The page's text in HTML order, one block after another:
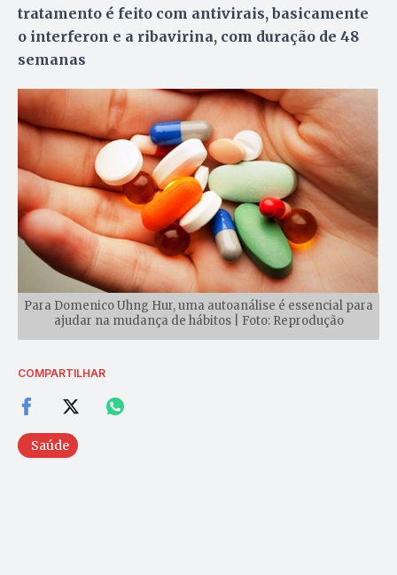
tratamento é feito com antivirais, basicamente
o interferon e a ribavirina, com duração de 48
semanas
Para Domenico Uhng Hur, uma autoanálise é essencial para
ajudar na mudança de hábitos | Foto: Reprodução
COMPARTILHAR
Saúde